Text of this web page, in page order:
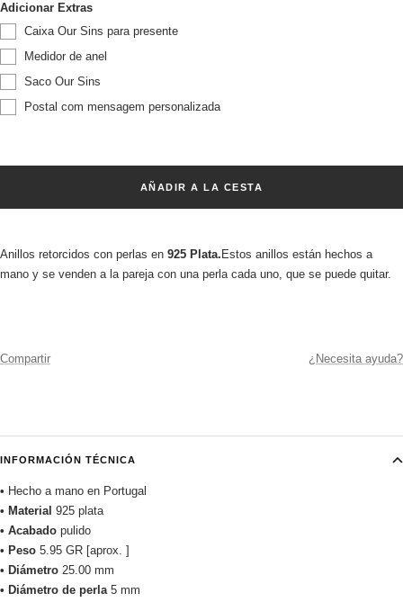
Adicionar Extras
Caixa Our Sins para presente
Medidor de anel
Saco Our Sins
Postal com mensagem personalizada
AÑADIR A LA CESTA
Anillos retorcidos con perlas en 925 Plata. Estos anillos están hechos a
mano y se venden a la pareja con una perla cada uno, que se puede quitar.
Compartir ¿Necesita ayuda?
INFORMACIÓN TÉCNICA
• Hecho a mano en Portugal
• Material 925 plata
• Acabado pulido
• Peso 5.95 GR [aprox. ]
• Diámetro 25.00 mm
• Diámetro de perla5 mm